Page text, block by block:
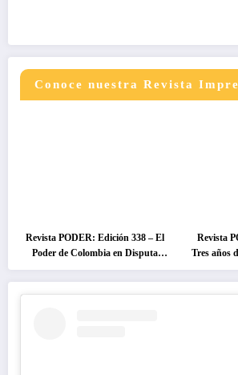
Conoce nuestra Revista
Revista PODER: Edición 338 – El
Poder de Colombia en Disputa
2026
Revista
Tres años
el